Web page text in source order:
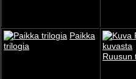
Paikka
trilogia
Ruusun